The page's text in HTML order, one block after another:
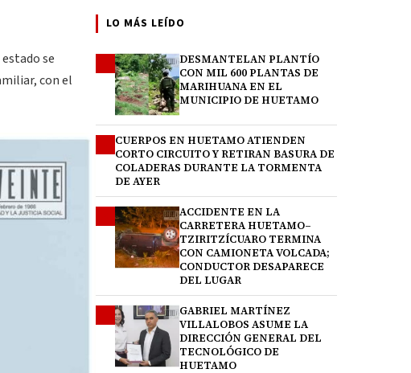
se
con el
LO MÁS LEÍDO
DESMANTELAN PLANTÍO
CON MIL 600 PLANTAS DE
MARIHUANA EN EL
MUNICIPIO DE HUETAMO
CUERPOS EN HUETAMO ATIENDEN
CORTO CIRCUITO Y RETIRAN BASURA DE
COLADERAS DURANTE LA TORMENTA
DE AYER
ACCIDENTE EN LA
CARRETERA HUETAMO–
TZIRITZÍCUARO TERMINA
CON CAMIONETA VOLCADA;
CONDUCTOR DESAPARECE
DEL LUGAR
GABRIEL MARTÍNEZ
VILLALOBOS ASUME LA
DIRECCIÓN GENERAL DEL
TECNOLÓGICO DE
HUETAMO